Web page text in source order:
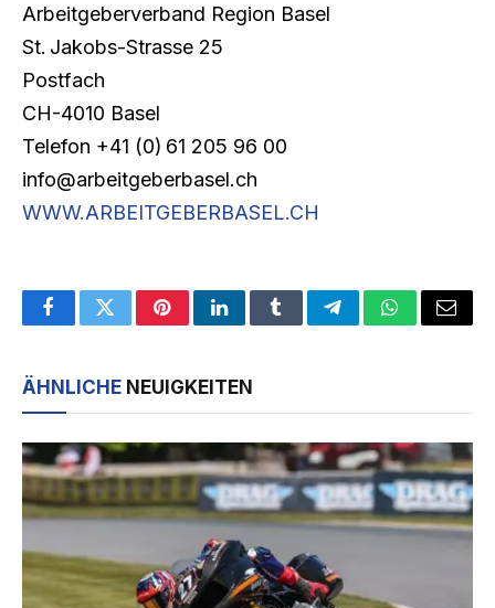
Arbeitgeberverband Region Basel
St. Jakobs-Strasse 25
Postfach
CH-4010 Basel
Telefon +41 (0) 61 205 96 00
info@arbeitgeberbasel.ch
WWW.ARBEITGEBERBASEL.CH
FacebookTwitterPinterestLinkedInTumblrTelegramWhatsApp
Email
ÄHNLICHE NEUIGKEITEN